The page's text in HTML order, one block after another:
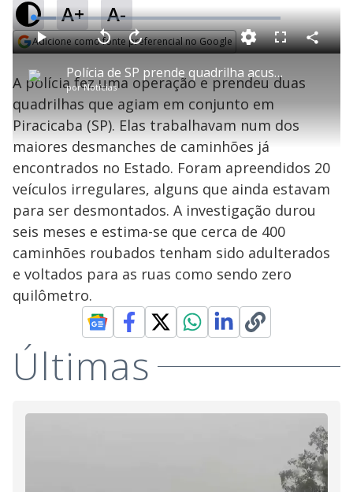
A+ A-
Adicione como fonte preferencial no Google
P
l
a
y
V
i
d
e
Polícia de SP prende quadrilha acusada de esquema de adulteração de caminhões
porNotícias
P V
a
r
0
e
g
n
d
s
A
a
n
ç
a
1
0
s
e
u
n
d
o
s
M
u
d
o
L
o
a
d
e
9
1
4
%
F
l
s
c
n
C
o
A polícia fez uma operação e prendeu duas
quadrilhas que agiam em conjunto em
Piracicaba (SP). Elas trabalhavam num dos
maiores desmanches de caminhões já
encontrados no Estado. Foram apreendidos 20
veículos irregulares, alguns que ainda estavam
para ser desmontados. A investigação durou
seis meses e estima-se que cerca de 400
caminhões roubados tenham sido adulterados
e voltados para as ruas como sendo zero
quilômetro.
Últimas